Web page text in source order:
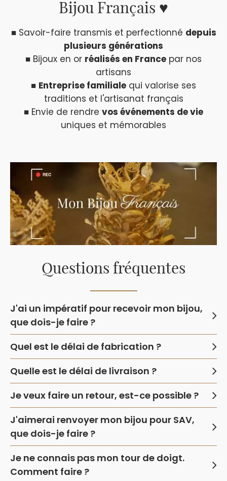
Questions fréquentes
J'ai un impératif pour recevoir mon bijou,
que dois-je faire ?
Quel est le délai de fabrication ?
Quelle est le délai de livraison ?
Je veux faire un retour, est-ce possible ?
J'aimerai renvoyer mon bijou pour SAV,
que dois-je faire ?
Je ne connais pas mon tour de doigt.
Comment faire ?
Bijou Français ♥
■ Savoir-faire transmis et perfectionné depuis
plusieurs générations
■ Bijoux en or réalisés en France par nos
artisans
■ Entreprise familiale qui valorise ses
traditions et l'artisanat français
■ Envie de rendre vos événements de vie
uniques et mémorables